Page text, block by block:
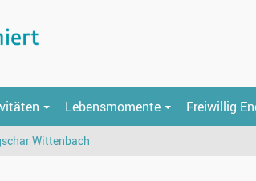
Lebensmomente Freiwillig
Wittenbach